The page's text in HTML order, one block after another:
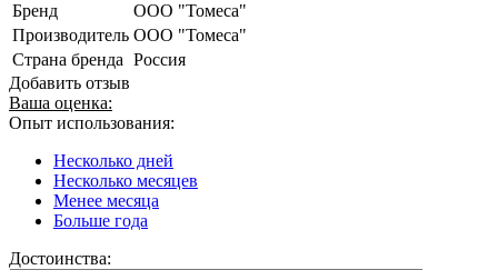
Бренд
ООО "Томеса"
Производитель ООО "Томеса"
Страна бренда Россия
Добавить отзыв
Ваша оценка:
Опыт использования:
Несколько дней
Несколько месяцев
Менее месяца
Больше года
Достоинства: